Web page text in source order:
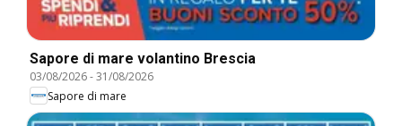
Sapore di mare volantino Brescia
03/08/2026-31/08/2026
Sapore di mare